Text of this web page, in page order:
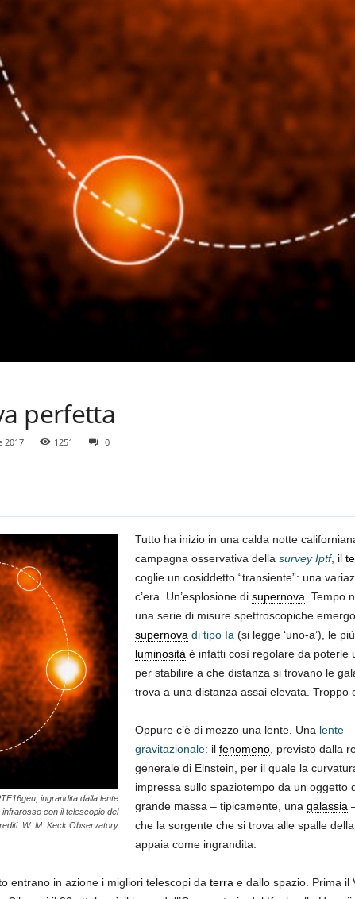
perfetta
2017 1251 0
ingrandita dalla lente
con il telescopio del
W. M. Keck Observatory
Tutto ha inizio in una calda notte
campagna osservativa della survey Iptf, il
coglie un cosiddetto “transiente”: una
c’era. Un’esplosione di supernova . Tempo
una serie di misure spettroscopiche
supernova di tipo Ia (si legge ‘uno-a’), le
luminosità è infatti così regolare da poterle
per stabilire a che distanza si trovano le
trova a una distanza assai elevata. Troppo
Oppure c’è di mezzo una lente. Una lente
gravitazionale: il fenomeno, previsto dalla
generale di Einstein, per il quale la
impressa sullo spaziotempo da un oggetto
grande massa – tipicamente, una galassia
che la sorgente che si trova alle spalle della
appaia come ingrandita.
entrano in azione i migliori telescopi da terra e dallo spazio. Prima il